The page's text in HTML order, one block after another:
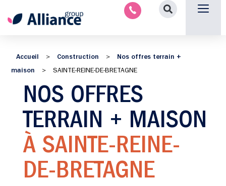
Accueil > Construction >
Nos offres terrain +
maison
> SAINTE-REINE-DE-BRETAGNE
NOS OFFRES
TERRAIN + MAISON
À SAINTE-REINE-
DE-BRETAGNE